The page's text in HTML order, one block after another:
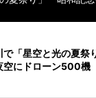
で「星空と光の夏
空にドローン500機